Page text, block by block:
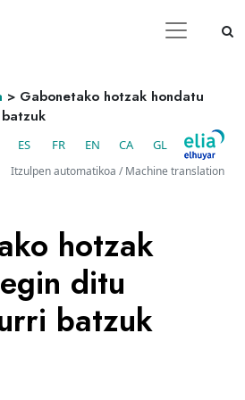
> Gabonetako hotzak hondatu
ES FR EN CA GL
Itzulpen automatikoa / Machine translation
hotzak
ditu
batzuk